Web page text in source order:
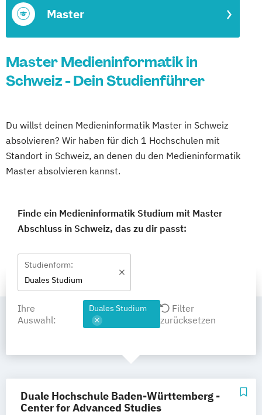
Master
Master Medieninformatik in
Schweiz - Dein Studienführer
Du willst deinen Medieninformatik Master in Schweiz
absolvieren? Wir haben für dich 1 Hochschulen mit
Standort in Schweiz, an denen du den Medieninformatik
Master absolvieren kannst.
Finde ein Medieninformatik Studium mit Master
Abschluss in Schweiz, das zu dir passt:
Studienform:
Duales Studium
Ihre
Auswahl:
Duales Studium
Filter
zurücksetzen
Duale Hochschule Baden-Württemberg -
Center for Advanced Studies